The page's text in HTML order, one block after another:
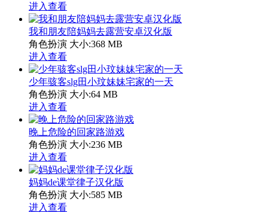
进入查看
我和朋友陪妈妈去露营安卓汉化版
角色扮演 大小:368 MB
进入查看
少年骇客slg田小玟妹妹宅家的一天
角色扮演 大小:64 MB
进入查看
晚上危险的回家路游戏
角色扮演 大小:236 MB
进入查看
妈妈de课堂律子汉化版
角色扮演 大小:585 MB
进入查看